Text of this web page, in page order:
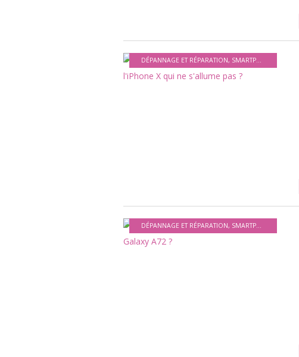
DÉPANNAGE ET RÉPARATION, SMARTPHONES ET APPAREILS MOBILES
DÉPANNAGE ET RÉPARATION, SMARTPHONES ET APPAREILS MOBILES